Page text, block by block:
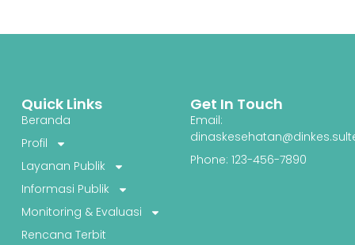
Quick Links
Beranda
Profil
Layanan Publik
Informasi Publik
Monitoring & Evaluasi
Rencana Terbit
Get In Touch
Email:
Phone: 123-456-7890